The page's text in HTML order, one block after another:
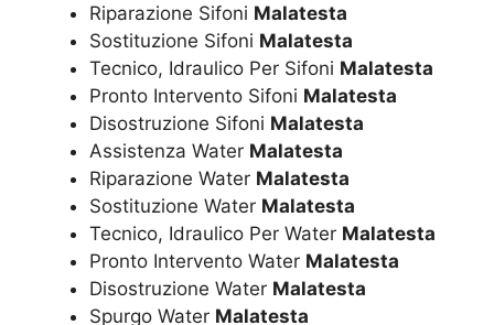
Riparazione Sifoni Malatesta
Sostituzione Sifoni Malatesta
Tecnico, Idraulico Per Sifoni Malatesta
Pronto Intervento Sifoni Malatesta
Disostruzione Sifoni Malatesta
Assistenza Water Malatesta
Riparazione Water Malatesta
Sostituzione Water Malatesta
Tecnico, Idraulico Per Water Malatesta
Pronto Intervento Water Malatesta
Disostruzione Water Malatesta
Spurgo Water Malatesta